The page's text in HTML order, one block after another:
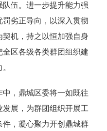
伍。进一步提升能力强
劣正导向，以深入贯彻
机，持之以恒加强自身
区各级各类群团组织建
，鼎城区委将一如既往
展，为群团组织开展工
，凝心聚力开创鼎城群